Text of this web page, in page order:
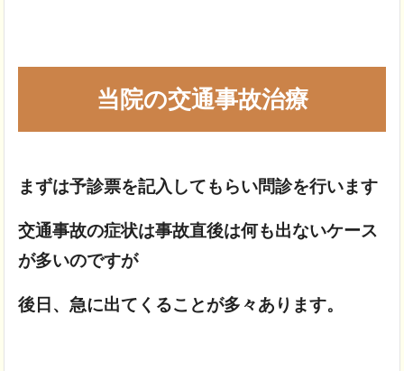
当院の交通事故治療
まずは予診票を記入してもらい問診を行います
交通事故の症状は事故直後は何も出ないケース
が多いのですが
後日、急に出てくることが多々あります。